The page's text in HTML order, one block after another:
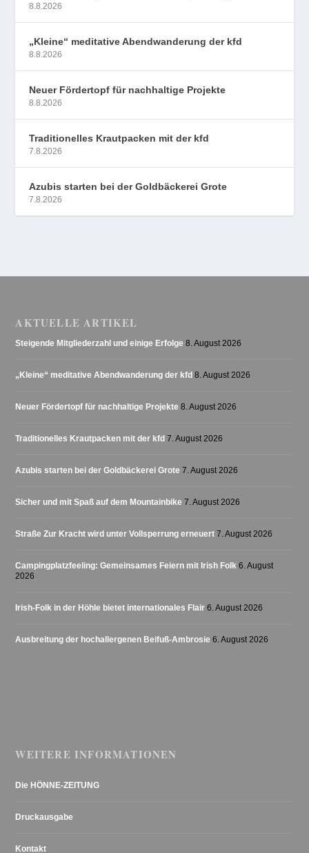
8.8.2026
„Kleine“ meditative Abendwanderung der kfd
8.8.2026
Neuer Fördertopf für nachhaltige Projekte
8.8.2026
Traditionelles Krautpacken mit der kfd
7.8.2026
Azubis starten bei der Goldbäckerei Grote
7.8.2026
AKTUELLE ARTIKEL
Steigende Mitgliederzahl und einige Erfolge 8. August 2026
„Kleine“ meditative Abendwanderung der kfd 8. August 2026
Neuer Fördertopf für nachhaltige Projekte 8. August 2026
Traditionelles Krautpacken mit der kfd 7. August 2026
Azubis starten bei der Goldbäckerei Grote 7. August 2026
Sicher und mit Spaß auf dem Mountainbike 7. August 2026
Straße Zur Kracht wird unter Vollsperrung erneuert 7. August 2026
Campingplatzfeeling: Gemeinsames Feiern mit Irish Folk 6. August
2026
Irish-Folk in der Höhle bietet internationales Flair 6. August 2026
Ausbreitung der hochallergenen Beifuß-Ambrosie 6. August 2026
WEITERE INFORMATIONEN
Die HÖNNE-ZEITUNG
Druckausgabe
Kontakt